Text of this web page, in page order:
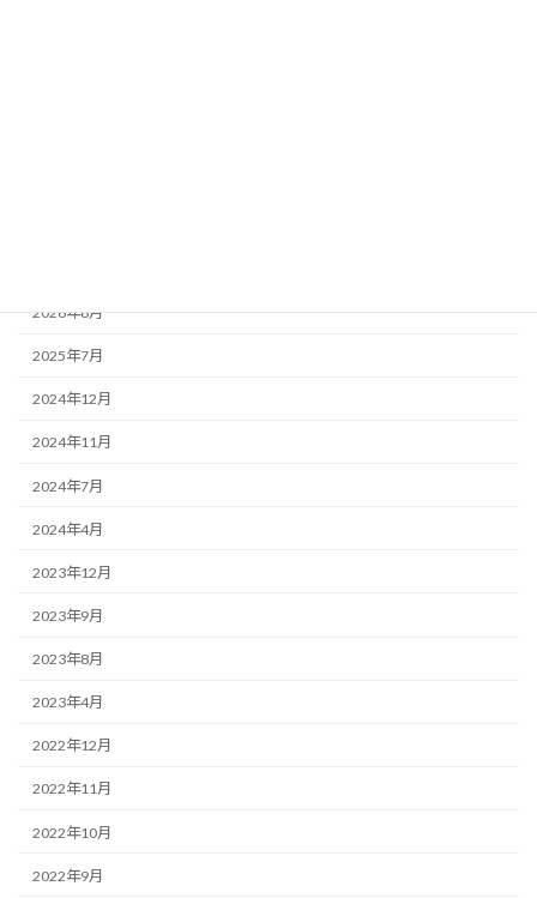
2026年8月
2025年7月
2024年12月
2024年11月
2024年7月
2024年4月
2023年12月
2023年9月
2023年8月
2023年4月
2022年12月
2022年11月
2022年10月
2022年9月